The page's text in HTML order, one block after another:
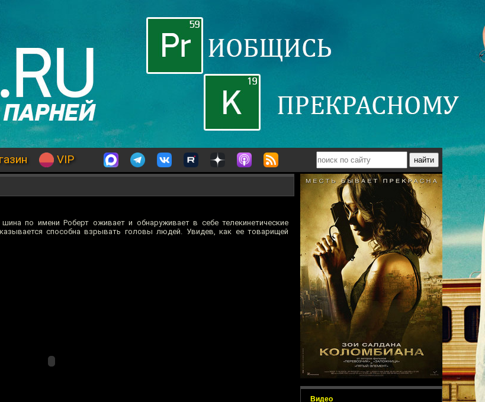
VIP
Видео
по имени Роберт оживает и обнаруживает в себе телекинетические
способна взрывать головы людей. Увидев, как ее товарищей